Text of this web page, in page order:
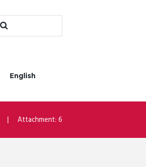
English
Attachment: 6